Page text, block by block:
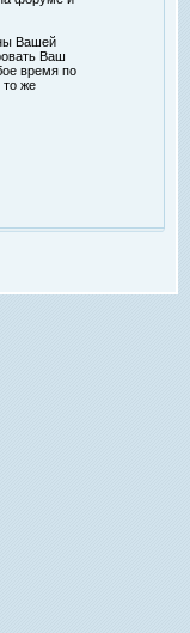
Вашей
Ваш
время по
то же